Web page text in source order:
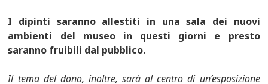
I dipinti saranno allestiti in una sala dei nuovi
ambienti del museo in questi giorni e presto
saranno fruibili dal pubblico.
Il tema del dono, inoltre, sarà al centro di un’esposizione